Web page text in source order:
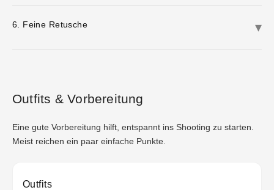
6. Feine Retusche
Outfits & Vorbereitung
Eine gute Vorbereitung hilft, entspannt ins Shooting zu starten.
Meist reichen ein paar einfache Punkte.
Outfits